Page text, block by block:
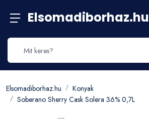
Elsomadiborhaz.hu
Elsomadiborhaz.hu
Konyak
Soberano Sherry Cask Solera 36% 0,7L